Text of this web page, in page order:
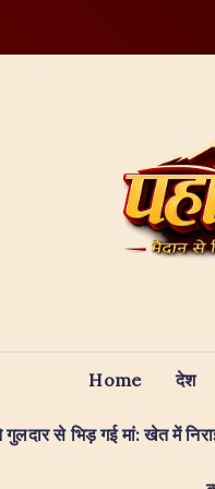
Home देश
से भिड़ गई मां: खेत में